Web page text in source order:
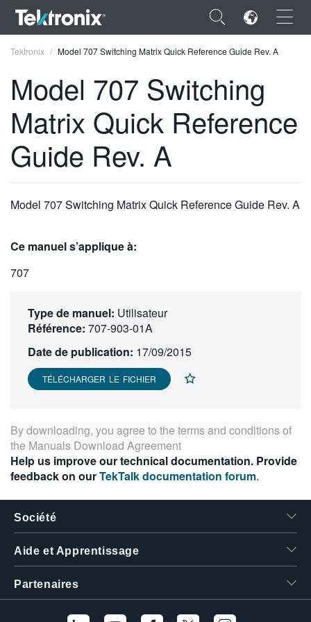
×
ENGLISH
FRANÇAIS
简体中文
繁體中文
Tektronix Model 707 Switching Matrix Quick Reference Guide Rev. A
Model 707 Switching
Matrix Quick Reference
Guide Rev. A
Model 707 Switching Matrix Quick Reference Guide Rev. A
Ce manuel s’applique à:
707
Type de manuel: Utilisateur
Référence: 707-903-01A
Date de publication: 17/09/2015
TÉLÉCHARGER LE FICHIER
By downloading, you agree to the terms and conditions of
the Manuals Download Agreement
Help us improve our technical documentation. Provide
feedback on ourTekTalk documentation forum.
Société
Aide et Apprentissage
Partenaires